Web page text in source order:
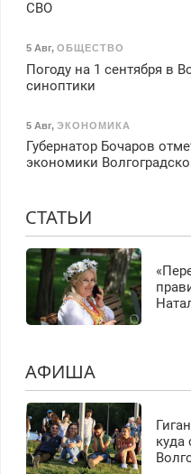
СВО
5 Авг, ОБЩЕСТВО
Погоду на 1 сентября в
синоптики
5 Авг, ЭКОНОМИКА
Губернатор Бочаров
экономики
СТАТЬИ
АФИША
куда